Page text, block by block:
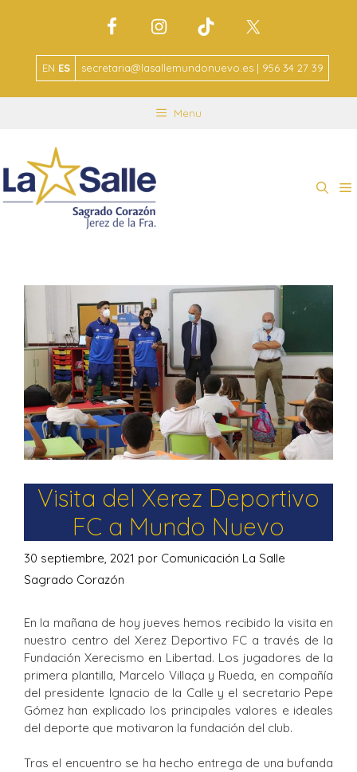
EN ES secretaria@lasallemundonuevo.es | 956 34 27 39
Menu
Visita del Xerez Deportivo
FC a Mundo Nuevo
30 septiembre, 2021 por Comunicación La Salle
Sagrado Corazón
En la mañana de hoy jueves hemos recibido la visita en
nuestro centro del Xerez Deportivo FC a través de la
Fundación Xerecismo en Libertad. Los jugadores de la
primera plantilla, Marcelo Villaça y Rueda, en compañía
del presidente Ignacio de la Calle y el secretario Pepe
Gómez han explicado los principales valores e ideales
del deporte que motivaron la fundación del club.
Tras el encuentro se ha hecho entrega de una bufanda